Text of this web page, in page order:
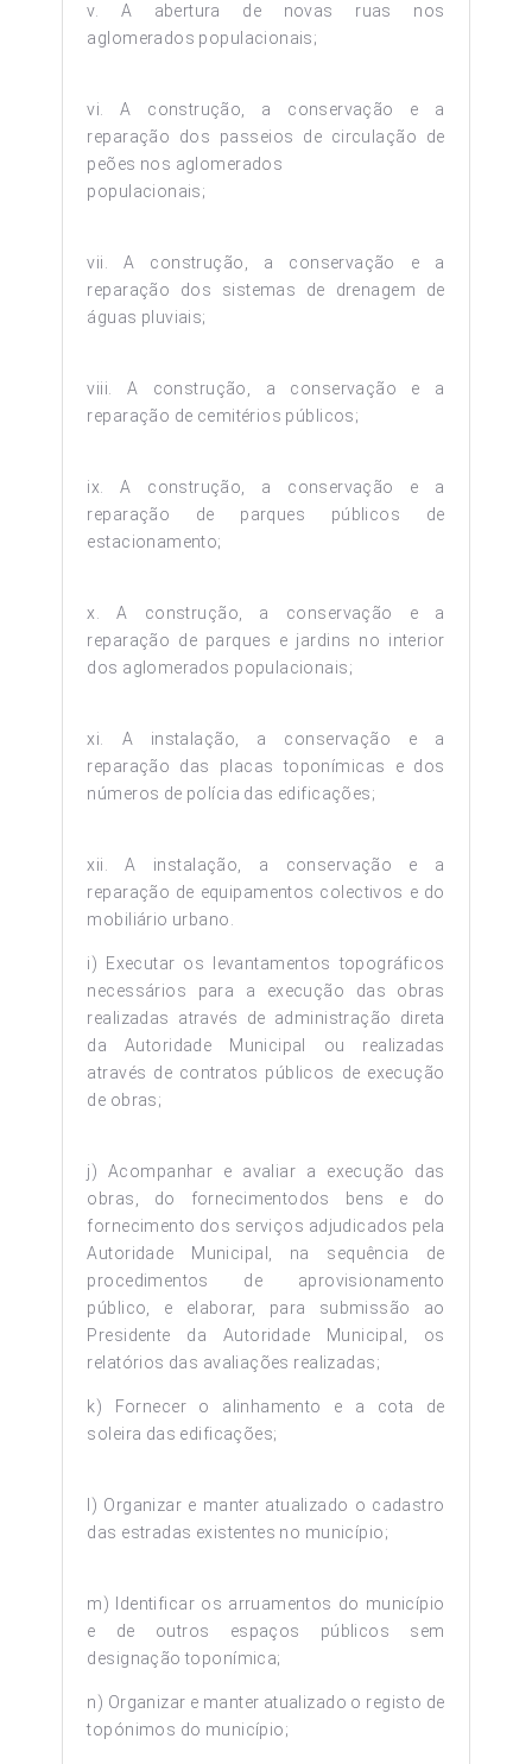
v. A abertura de novas ruas nos
aglomerados populacionais;
vi. A construção, a conservação e a
reparação dos passeios de circulação de
peões nos aglomerados
populacionais;
vii. A construção, a conservação e a
reparação dos sistemas de drenagem de
águas pluviais;
viii. A construção, a conservação e a
reparação de cemitérios públicos;
ix. A construção, a conservação e a
reparação de parques públicos de
estacionamento;
x. A construção, a conservação e a
reparação de parques e jardins no interior
dos aglomerados populacionais;
xi. A instalação, a conservação e a
reparação das placas toponímicas e dos
números de polícia das edificações;
xii. A instalação, a conservação e a
reparação de equipamentos colectivos e do
mobiliário urbano.
i) Executar os levantamentos topográficos
necessários para a execução das obras
realizadas através de administração direta
da Autoridade Municipal ou realizadas
através de contratos públicos de execução
de obras;
j) Acompanhar e avaliar a execução das
obras, do fornecimentodos bens e do
fornecimento dos serviços adjudicados pela
Autoridade Municipal, na sequência de
procedimentos de aprovisionamento
público, e elaborar, para submissão ao
Presidente da Autoridade Municipal, os
relatórios das avaliações realizadas;
k) Fornecer o alinhamento e a cota de
soleira das edificações;
l) Organizar e manter atualizado o cadastro
das estradas existentes no município;
m) Identificar os arruamentos do município
e de outros espaços públicos sem
designação toponímica;
n) Organizar e manter atualizado o registo de
topónimos do município;